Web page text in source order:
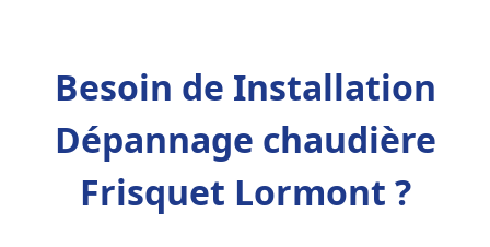
Besoin de Installation
Dépannage chaudière
Frisquet Lormont ?